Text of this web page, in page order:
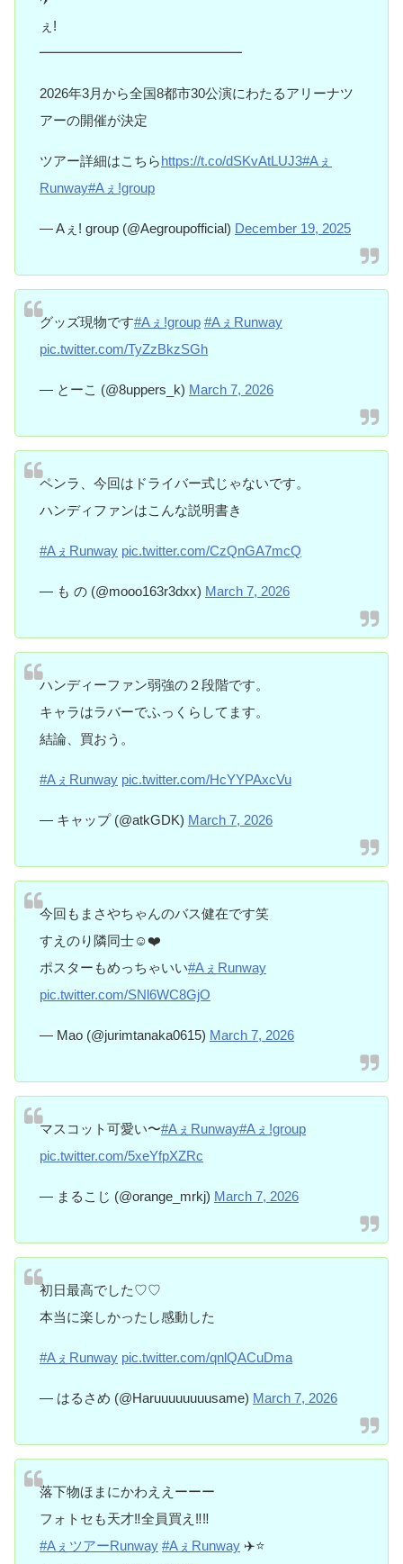
ぇ!
━━━━━━━━━━━━━━━
2026年3月から全国8都市30公演にわたるアリーナツ
アーの開催が決定
ツアー詳細はこちらhttps://t.co/dSKvAtLUJ3#Aぇ
Runway#Aぇǃgroup
— Aぇ! group (@Aegroupofficial) December 19, 2025
グッズ現物です#Aぇǃgroup #AぇRunway
pic.twitter.com/TyZzBkzSGh
— とーこ (@8uppers_k) March 7, 2026
ペンラ、今回はドライバー式じゃないです。
ハンディファンはこんな説明書き
#AぇRunway pic.twitter.com/CzQnGA7mcQ
— も の (@mooo163r3dxx) March 7, 2026
ハンディーファン弱強の２段階です。
キャラはラバーでふっくらしてます。
結論、買おう。
#AぇRunway pic.twitter.com/HcYYPAxcVu
— キャップ (@atkGDK) March 7, 2026
今回もまさやちゃんのバス健在です笑
すえのり隣同士☺️❤️
ポスターもめっちゃいい#AぇRunway
pic.twitter.com/SNl6WC8GjO
— Mao (@jurimtanaka0615) March 7, 2026
マスコット可愛い〜#AぇRunway#Aぇǃgroup
pic.twitter.com/5xeYfpXZRc
— まるこじ (@orange_mrkj) March 7, 2026
初日最高でした♡♡
本当に楽しかったし感動した
#AぇRunway pic.twitter.com/qnlQACuDma
— はるさめ (@Haruuuuuuuusame) March 7, 2026
落下物ほまにかわええーーー
フォトセも天才‼️全員買え‼️‼️
#AぇツアーRunway #AぇRunway ✈️⭐️